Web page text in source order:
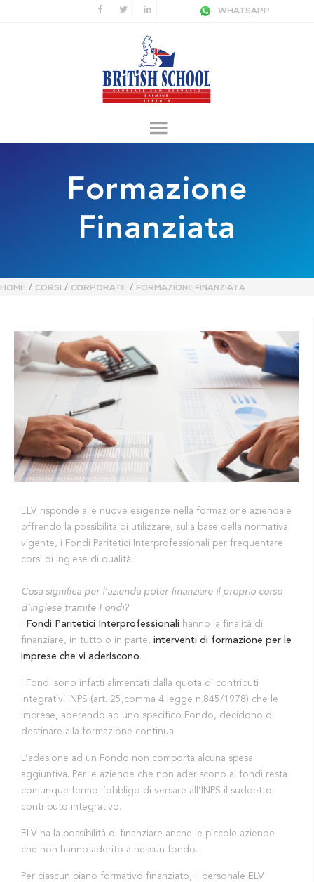
WHATSAPP
Formazione
Finanziata
HOME / CORSI / CORPORATE / FORMAZIONE FINANZIATA
ELV risponde alle nuove esigenze nella formazione aziendale
offrendo la possibilità di utilizzare, sulla base della normativa
vigente, i Fondi Paritetici Interprofessionali per frequentare
corsi di inglese di qualità.
Cosa significa per l’azienda poter finanziare il proprio corso
d’inglese tramite Fondi?
Fondi Paritetici Interprofessionali hanno la finalità di
finanziare, in tutto o in parte, interventi di formazione per le
imprese che vi aderiscono.
I Fondi sono infatti alimentati dalla quota di contributi
integrativi INPS (art. 25,comma 4 legge n.845/1978) che le
imprese, aderendo ad uno specifico Fondo, decidono di
destinare alla formazione continua.
L’adesione ad un Fondo non comporta alcuna spesa
aggiuntiva. Per le aziende che non aderiscono ai fondi resta
comunque fermo l’obbligo di versare all’INPS il suddetto
contributo integrativo.
ELV ha la possibilità di finanziare anche le piccole aziende
che non hanno aderito a nessun fondo.
Per ciascun piano formativo finanziato, il personale ELV